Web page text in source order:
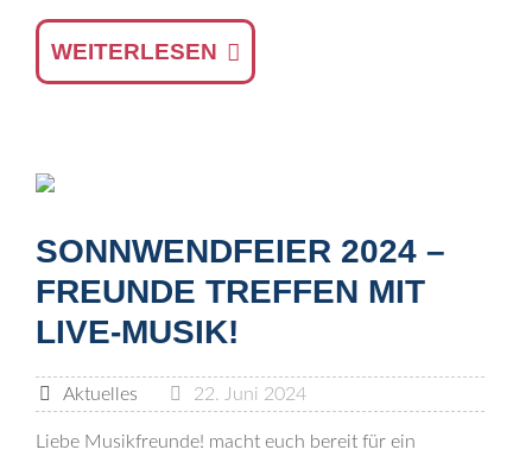
WEITERLESEN
SONNWENDFEIER 2024 –
FREUNDE TREFFEN MIT
LIVE-MUSIK!
Aktuelles 22. Juni 2024
Liebe Musikfreunde! macht euch bereit für ein